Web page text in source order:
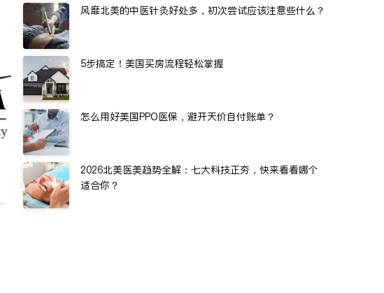
风靡北美的中医针灸好处多，初次尝试应该注意些什么？
5步搞定！美国买房流程轻松掌握
怎么用好美国PPO医保，避开天价自付账单？
2026北美医美趋势全解：七大科技正夯，快来看看哪个
适合你？